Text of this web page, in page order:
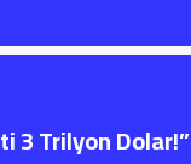
3 Trilyon Dolar!”